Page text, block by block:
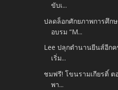
ขับเ...
ปลดล็อกศักยภาพการศึก
อบรม “M...
Lee ปลุกตำนานยีนส์อีกค
เริ่ม...
ชมฟรี! โขนรามเกียรติ์ ต
พา...